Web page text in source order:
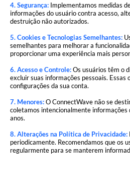
4. Segurança: Implementamos medidas
informações do usuário contra acesso,
destruição não autorizados.
5. Cookies e Tecnologias Semelhantes:
semelhantes para melhorar a
proporcionar uma experiência mais
6. Acesso e Controle:Os usuários têm o
excluir suas informações pessoais. Essas
configurações da sua conta.
7. Menores:O ConnectWave não se
coletamos intencionalmente informações
anos.
8. Alterações na Política de Privacidade:
periodicamente. Recomendamos que os
regularmente para se manterem